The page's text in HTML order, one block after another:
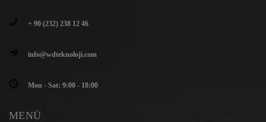
+ 90 (232) 238 12 46
info@wdteknoloji.com
Mon - Sat: 9:00 - 18:00
MENÜ